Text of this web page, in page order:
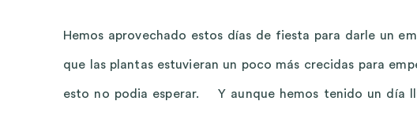
Hemos aprovechado estos días de fiesta para darle un
que las plantas estuvieran un poco más crecidas para
esto no podia esperar. Y aunque hemos tenido un día